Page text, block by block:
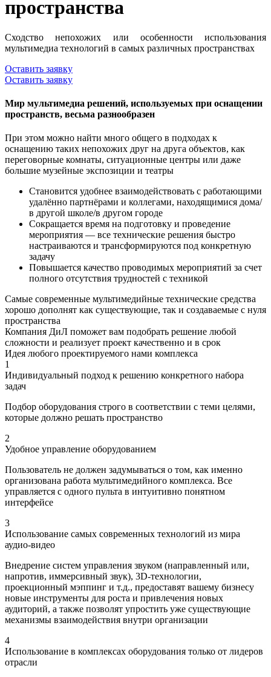
пространства
Сходство непохожих или особенности использования
мультимедиа технологий в самых различных пространствах
Оставить заявку
Оставить заявку
Мир мультимедиа решений, используемых при оснащении
пространств, весьма разнообразен
При этом можно найти много общего в подходах к
оснащению таких непохожих друг на друга объектов, как
переговорные комнаты, ситуационные центры или даже
большие музейные экспозиции и театры
Становится удобнее взаимодействовать с работающими
удалённо партнёрами и коллегами, находящимися дома/
в другой школе/в другом городе
Сокращается время на подготовку и проведение
мероприятия — все технические решения быстро
настраиваются и трансформируются под конкретную
задачу
Повышается качество проводимых мероприятий за счет
полного отсутствия трудностей с техникой
Самые современные мультимедийные технические средства
хорошо дополнят как существующие, так и создаваемые с нуля
пространства
Компания ДиЛ поможет вам подобрать решение любой
сложности и реализует проект качественно и в срок
Идея любого проектируемого нами комплекса
1
Индивидуальный подход к решению конкретного набора
задач
Подбор оборудования строго в соответствии с теми целями,
которые должно решать пространство
2
Удобное управление оборудованием
Пользователь не должен задумываться о том, как именно
организована работа мультимедийного комплекса. Все
управляется с одного пульта в интуитивно понятном
интерфейсе
3
Использование самых современных технологий из мира
аудио-видео
Внедрение систем управления звуком (направленный или,
напротив, иммерсивный звук), 3D-технологии,
проекционный мэппинг и т.д., предоставят вашему бизнесу
новые инструменты для роста и привлечения новых
аудиторий, а также позволят упростить уже существующие
механизмы взаимодействия внутри организации
4
Использование в комплексах оборудования только от лидеров
отрасли